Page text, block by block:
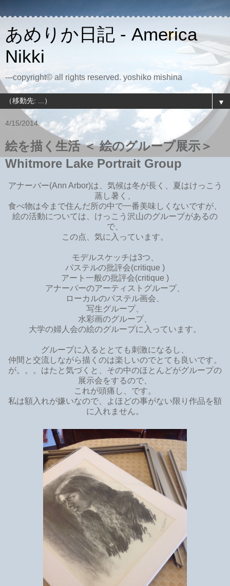
あめりか日記 - America
Nikki
---copyright© all rights reserved. yoshiko mishina
▼
4/15/2014
絵を描く生活 ＜ 絵のグループ展示＞
Whitmore Lake Portrait Group
アナーバー(Ann Arbor)は、気候は冬が長く、夏はけっこう
蒸し暑く、
食べ物は今まで住んだ所の中で一番美味しくないですが、
絵の活動については、けっこう沢山のグループがあるの
で、
この点、気に入っています。
モデルスケッチは3つ、
パステルの批評会(critique )
アート一般の批評会(critique )
アナーバーのアーティストグループ、
ローカルのパステル画会、
写生グループ、
水彩画のグループ、
大学の婦人会の絵のグループに入っています。
グループに入るととても刺激になるし、
仲間と交流しながら描くのは楽しいのでとても良いです。
が。。。はたと気づくと、その中のほとんどがグループの
展示会をするので、
これが頭痛し、です。
私は額入れが嫌いなので、よほどの事がない限り作品を額
に入れません。